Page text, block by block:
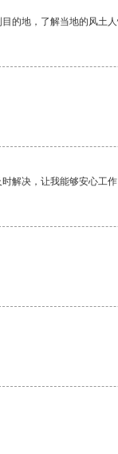
的地，了解当地的风土
解决，让我能够安心工